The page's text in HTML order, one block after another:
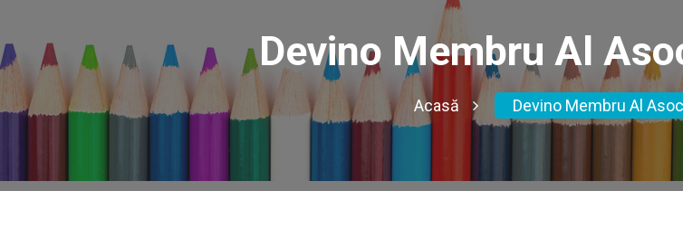
Devino Membru Al
Acasă Devino Membru Al